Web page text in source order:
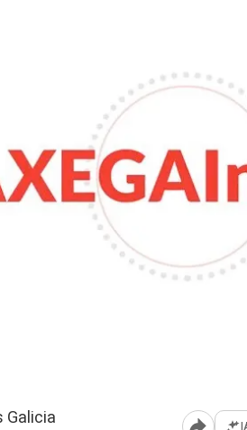
Galicia